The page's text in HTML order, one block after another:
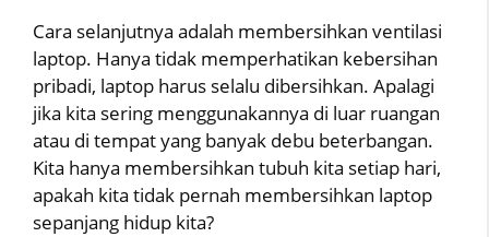
Cara selanjutnya adalah membersihkan ventilasi
laptop. Hanya tidak memperhatikan kebersihan
pribadi, laptop harus selalu dibersihkan. Apalagi
jika kita sering menggunakannya di luar ruangan
atau di tempat yang banyak debu beterbangan.
Kita hanya membersihkan tubuh kita setiap hari,
apakah kita tidak pernah membersihkan laptop
sepanjang hidup kita?